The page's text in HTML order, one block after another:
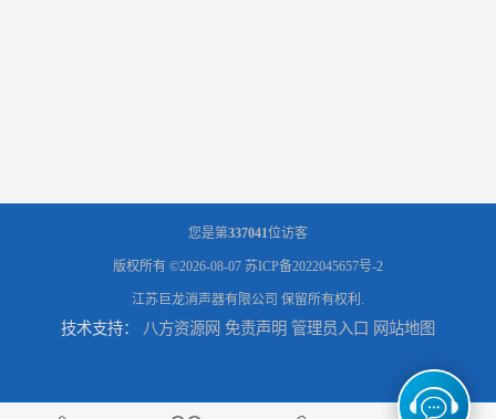
您是第337041位访客
版权所有 ©2026-08-07 苏ICP备2022045657号-2
江苏巨龙消声器有限公司 保留所有权利.
技术支持： 八方资源网 免责声明 管理员入口 网站地图